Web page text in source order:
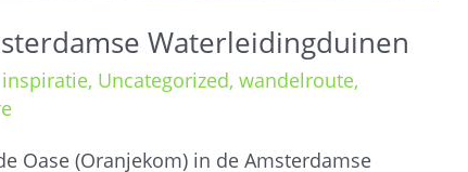
Waterleidingduinen
, Uncategorized,wandelroute,
Oase (Oranjekom) in de Amsterdamse